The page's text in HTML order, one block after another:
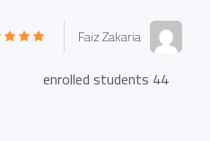
Faiz Zakaria
44 enrolled students